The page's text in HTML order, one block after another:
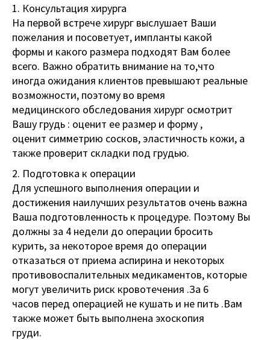
1. Консультация хирурга
На первой встрече хирург выслушает Ваши
пожелания и посоветует, импланты какой
формы и какого размера подходят Вам более
всего. Важно обратить внимание на то,что
иногда ожидания клиентов превышают реальные
возможности, поэтому во время
медицинского обследования хирург осмотрит
Вашу грудь : оценит ее размер и форму ,
оценит симметрию сосков, эластичность кожи, a
также проверит складки под грудью.
2. Подготовка к операции
Для успешного выполнения операции и
достижения наилучших результатов очень важна
Ваша подготовленность к процедуре. Поэтому Вы
должны за 4 недели до операции бросить
курить, за некоторое время до операции
отказаться от приема аспирина и некоторых
противовоспалительных медикаментов, которые
могут увеличить риск кровотечения .За 6
часов перед операцией не кушать и не пить .Вам
также может быть выполнена эхоскопия
груди.